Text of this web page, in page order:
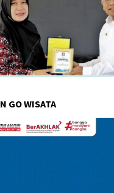
GO WISATA